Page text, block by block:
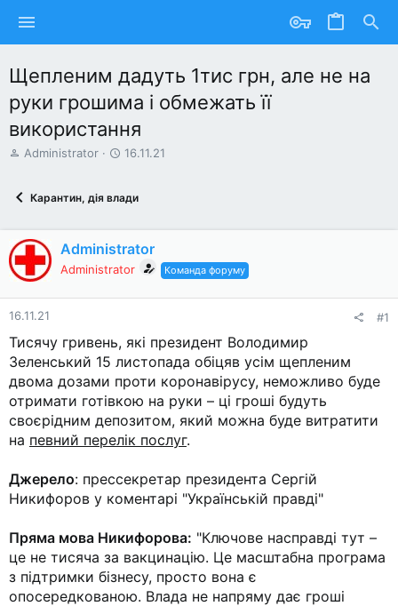
Щепленим дадуть 1тис грн, але не на
руки грошима і обмежать її
використання
А
т
е
м
и
Administrator
Д
а
т
в
е
я
16.11.21
Карантин, дія влади
Administrator
Administrator Команда форуму
16.11.21 #1
Тисячу гривень, які президент Володимир
Зеленський 15 листопада обіцяв усім щепленим
двома дозами проти коронавірусу, неможливо буде
отримати готівкою на руки – ці гроші будуть
своєрідним депозитом, який можна буде витратити
на певний перелік послуг.
Джерело: прессекретар президента Сергій
Никифоров у коментарі "Українській правді"
Пряма мова Никифорова: "Ключове насправді тут –
це не тисяча за вакцинацію. Це масштабна програма
з підтримки бізнесу, просто вона є
опосередкованою. Влада не напряму дає гроші